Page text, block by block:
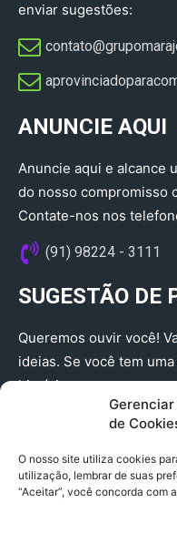
de
O nosso site utiliza cookies
utilização, lembrar de suas
“Aceitar”, você concorda com
enviar sugestões:
ANUNCIE AQUI
Anuncie aqui e alcance
do nosso compromisso
Contate-nos nos
(91) 98224 - 3111
SUGESTÃO DE
Queremos ouvir você!
ideias. Se você tem
história que merece ser
(91) 98224 - 3111